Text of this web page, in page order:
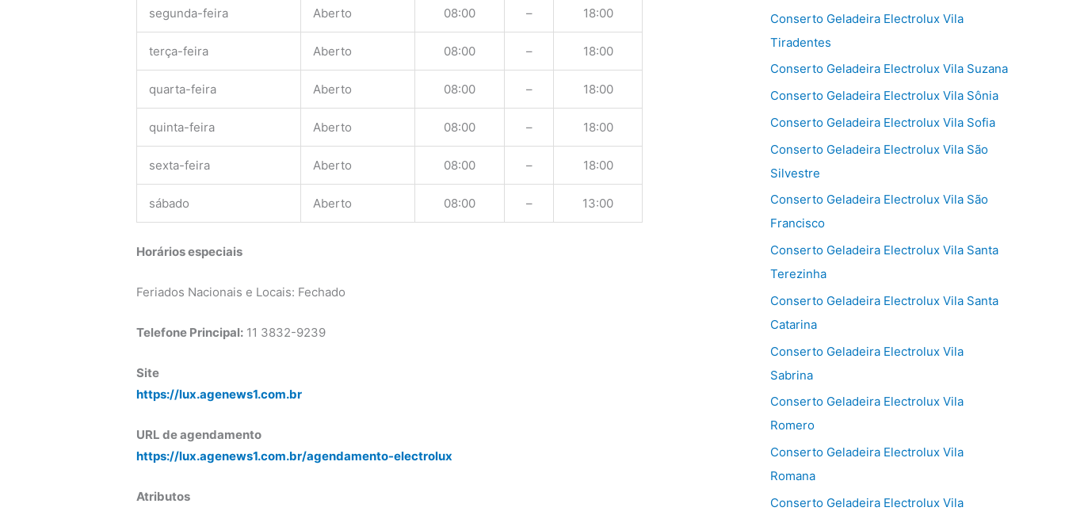
segunda-feira Aberto 08:00 – 18:00
terça-feira Aberto 08:00 – 18:00
quarta-feira Aberto 08:00 – 18:00
quinta-feira Aberto 08:00 – 18:00
sexta-feira Aberto 08:00 – 18:00
sábado Aberto 08:00 – 13:00
Horários especiais
Feriados Nacionais e Locais: Fechado
Telefone Principal: 11 3832-9239
Site
https://lux.agenews1.com.br
URL de agendamento
https://lux.agenews1.com.br/agendamento-electrolux
Atributos
Conserto Geladeira Electrolux Vila
Tiradentes
Conserto Geladeira Electrolux Vila Suzana
Conserto Geladeira Electrolux Vila Sônia
Conserto Geladeira Electrolux Vila Sofia
Conserto Geladeira Electrolux Vila São
Silvestre
Conserto Geladeira Electrolux Vila São
Francisco
Conserto Geladeira Electrolux Vila Santa
Terezinha
Conserto Geladeira Electrolux Vila Santa
Catarina
Conserto Geladeira Electrolux Vila
Sabrina
Conserto Geladeira Electrolux Vila
Romero
Conserto Geladeira Electrolux Vila
Romana
Conserto Geladeira Electrolux Vila